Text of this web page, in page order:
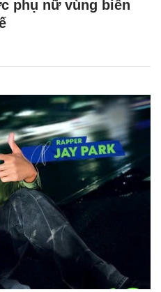
phụ nữ vùng biên